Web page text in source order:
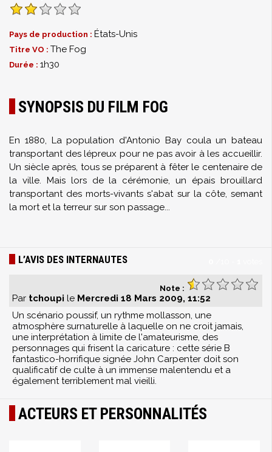
Pays de production : États-Unis
Titre VO : The Fog
Durée : 1h30
SYNOPSIS DU FILM FOG
En 1880, La population d'Antonio Bay coula un bateau
transportant des lépreux pour ne pas avoir à les accueillir.
Un siècle après, tous se préparent à fêter le centenaire de
la ville. Mais lors de la cérémonie, un épais brouillard
transportant des morts-vivants s'abat sur la côte, semant
la mort et la terreur sur son passage...
L’AVIS DES INTERNAUTES
Note :
Par tchoupi le Mercredi 18 Mars 2009, 11:52
Un scénario poussif, un rythme mollasson, une
atmosphère surnaturelle à laquelle on ne croit jamais,
une interprétation à limite de l'amateurisme, des
personnages qui frisent la caricature : cette série B
fantastico-horrifique signée John Carpenter doit son
qualificatif de culte à un immense malentendu et a
également terriblement mal vieilli.
ACTEURS ET PERSONNALITÉS